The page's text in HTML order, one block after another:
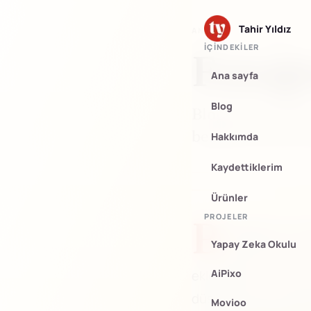
Tahir Yıldız
İÇINDEKILER
Ana sayfa
Blog
Hakkımda
Kaydettiklerim
Ürünler
PROJELER
Yapay Zeka Okulu
AiPixo
Movioo
ANA SAYFA/FOTOĞRAF
Blogda bazı
benim de uzun
B
logda bazı
benim de
eklediğiniz
düşünüyorum.